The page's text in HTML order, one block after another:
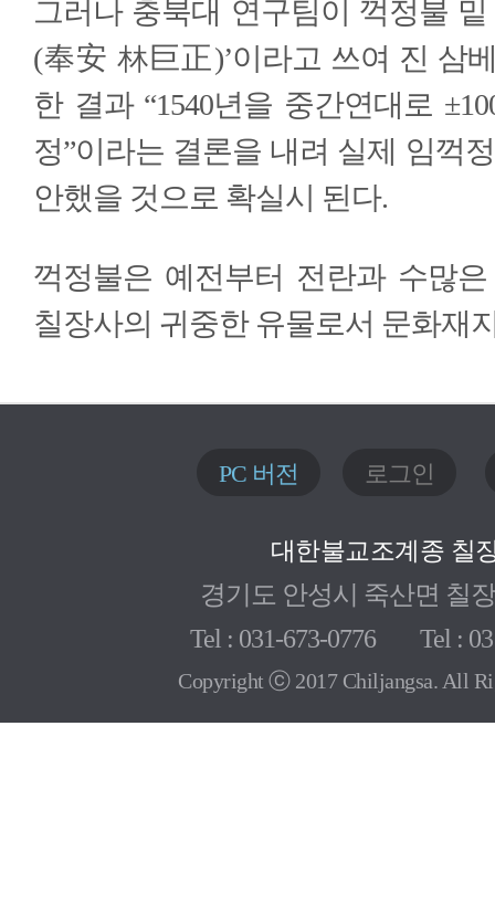
그러나 충북대 연구팀이 꺽정불
(奉安 林巨正)’이라고 쓰여 진 삼
한 결과 “1540년을 중간연대로
정”이라는 결론을 내려 실제 임꺽
안했을 것으로 확실시 된다.
꺽정불은 예전부터 전란과 수많
칠장사의 귀중한 유물로서 문화재
PC 버전 로그인
대한불교조계종 칠
경기도 안성시 죽산면 칠
Tel : 031-673-0776 Tel :
Copyright ⓒ 2017 Chiljangsa. All